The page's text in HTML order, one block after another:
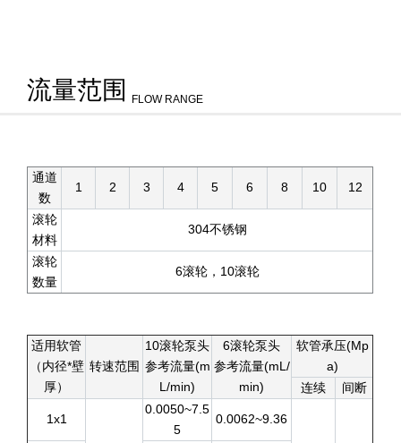
流量范围 FLOW RANGE
通道
数
1 2 3 4 5 6 8 10 12
滚轮
材料
304不锈钢
滚轮
数量
6滚轮，10滚轮
适用软管
（内径*壁
厚）
转速范围
10滚轮泵头
参考流量(m
L/min)
6滚轮泵头
参考流量(mL/
min)
软管承压(Mp
a)
连续
间断
1x1
0.0050~7.5
5
0.0062~9.36